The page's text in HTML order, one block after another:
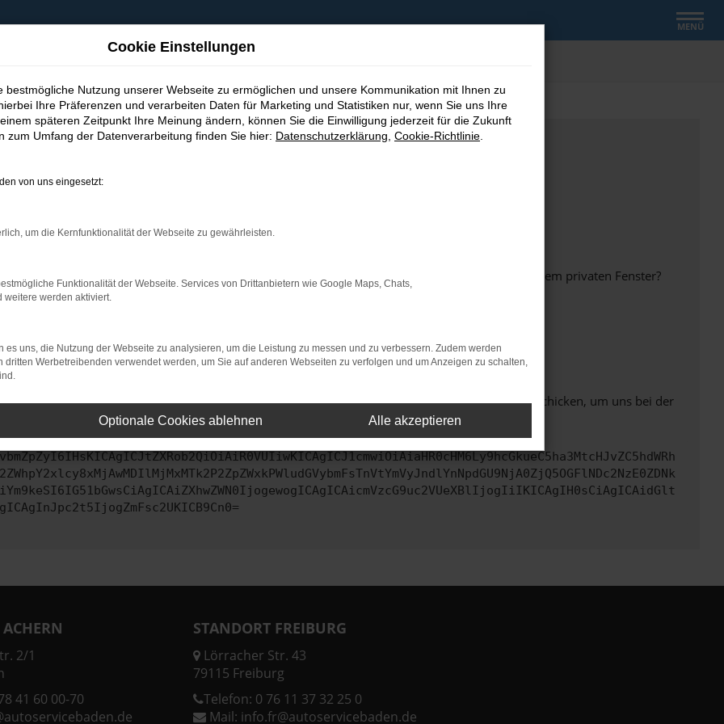
MENÜ
bestimmter Seiten verhindern. Funktioniert die Seite in einem anderen Browser oder in einem privaten Fenster?
beheben.
auf dem neuesten Stand sind.
kann auch dazu führen, dass bestimmte Funktionen nicht mehr unterstützt werden.
uns bitte. Wir werden versuchen, das Problem zu beheben. Du kannst uns diesen Text schicken, um uns bei der
2/1
41 60 00-70
STANDORT FREIBURG
Lörracher Str. 43
79115 Freiburg
Telefon: 0 76 11 37 32 25 0
Mail: info.fr@autoservicebaden.de
Cookie Einstellungen
bestmögliche Nutzung unserer Webseite zu ermöglichen und unsere Kommunikation mit Ihnen zu
Ihre Präferenzen und verarbeiten Daten für Marketing und Statistiken nur, wenn Sie uns Ihre
späteren Zeitpunkt Ihre Meinung ändern, können Sie die Einwilligung jederzeit für die Zukunft
zum Umfang der Datenverarbeitung finden Sie hier: Datenschutzerklärung Cookie-Richtlinie
von uns eingesetzt:
um die Kernfunktionalität der Webseite zu gewährleisten.
Funktionalität der Webseite. Services von Drittanbietern wie Google Maps, Chats,
weitere werden aktiviert.
es uns, die Nutzung der Webseite zu analysieren, um die Leistung zu messen und zu verbessern. Zudem werden
dritten Werbetreibenden verwendet werden, um Sie auf anderen Webseiten zu verfolgen und um Anzeigen zu schalten,
Optionale Cookies ablehnen Alle akzeptieren